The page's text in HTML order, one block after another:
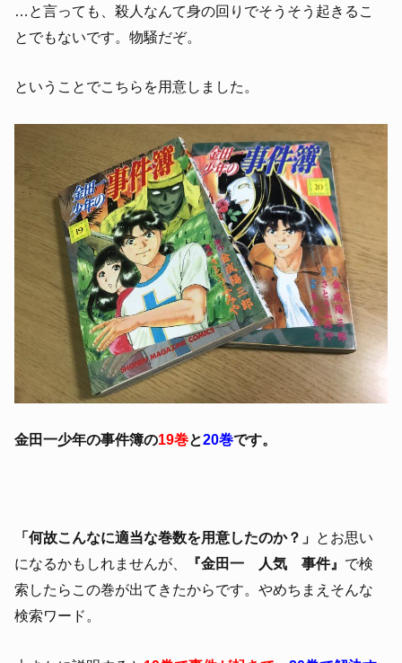
…と言っても、殺人なんて身の回りでそうそう起きるこ
とでもないです。物騒だぞ。
ということでこちらを用意しました。
金田一少年の事件簿の19巻と20巻です。
「何故こんなに適当な巻数を用意したのか？」 とお思い
になるかもしれませんが、
『金田一 人気 事件』 で検
索したらこの巻が出てきたからです。やめちまえそんな
検索ワード。